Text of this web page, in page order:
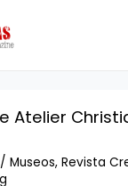
Atelier
/Museos,Revista